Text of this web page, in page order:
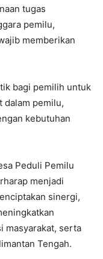
tugas
pemilu,
memberikan
bagi pemilih untuk
dalam pemilu,
kebutuhan
Peduli Pemilu
menjadi
sinergi,
masyarakat, serta
Tengah.